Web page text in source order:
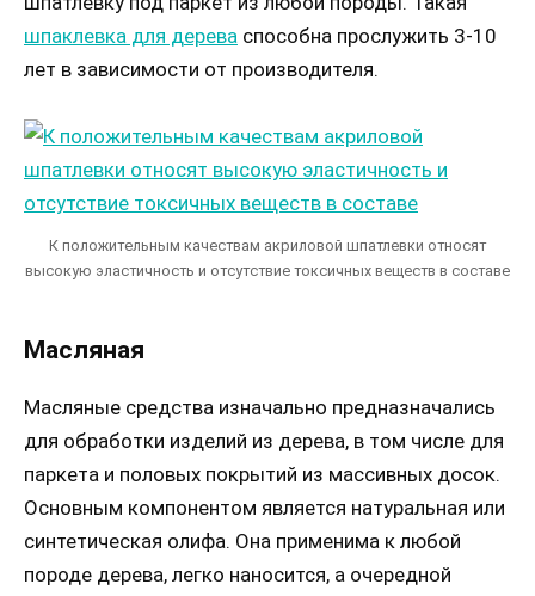
шпаклевка для дерева способна прослужить 3-10
лет в зависимости от производителя.
К положительным качествам акриловой шпатлевки относят
высокую эластичность и отсутствие токсичных веществ в составе
Масляная
Масляные средства изначально предназначались
для обработки изделий из дерева, в том числе для
паркета и половых покрытий из массивных досок.
Основным компонентом является натуральная или
синтетическая олифа. Она применима к любой
породе дерева, легко наносится, а очередной